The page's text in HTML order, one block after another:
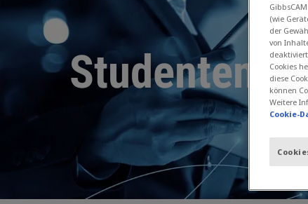
(wie
der
von
Cookies
diese
können
Weitere
Cookie-